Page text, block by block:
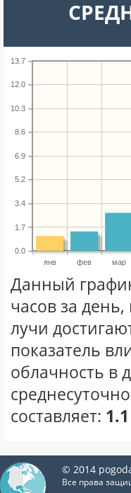
янв фев мар
0.0
1.7
3.4
5.2
6.9
8.6
10.3
12.0
13.7
Данный
часов за
лучи
показатель
облачность в
составляет:
© 2014
Все права